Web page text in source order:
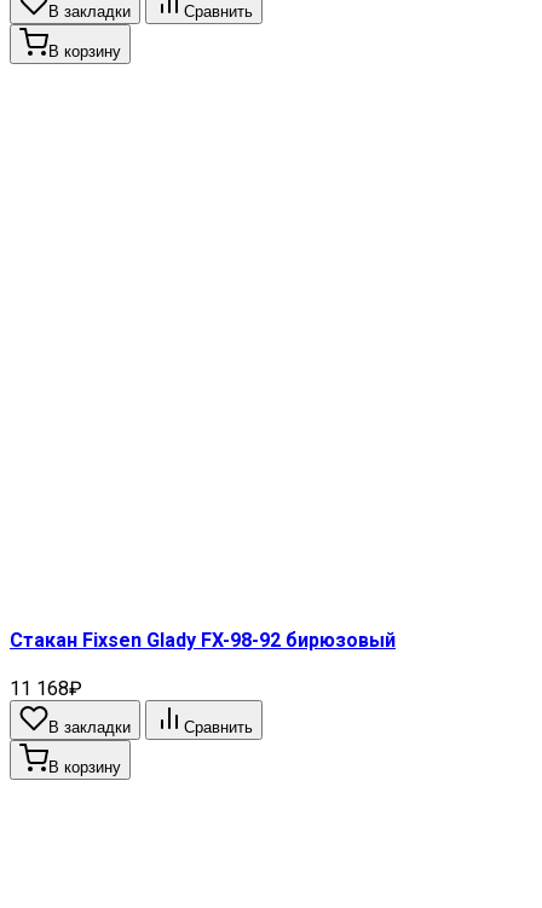
В закладки Сравнить
В корзину
Стакан Fixsen Glady FX-98-92 бирюзовый
11 168₽
В закладки Сравнить
В корзину